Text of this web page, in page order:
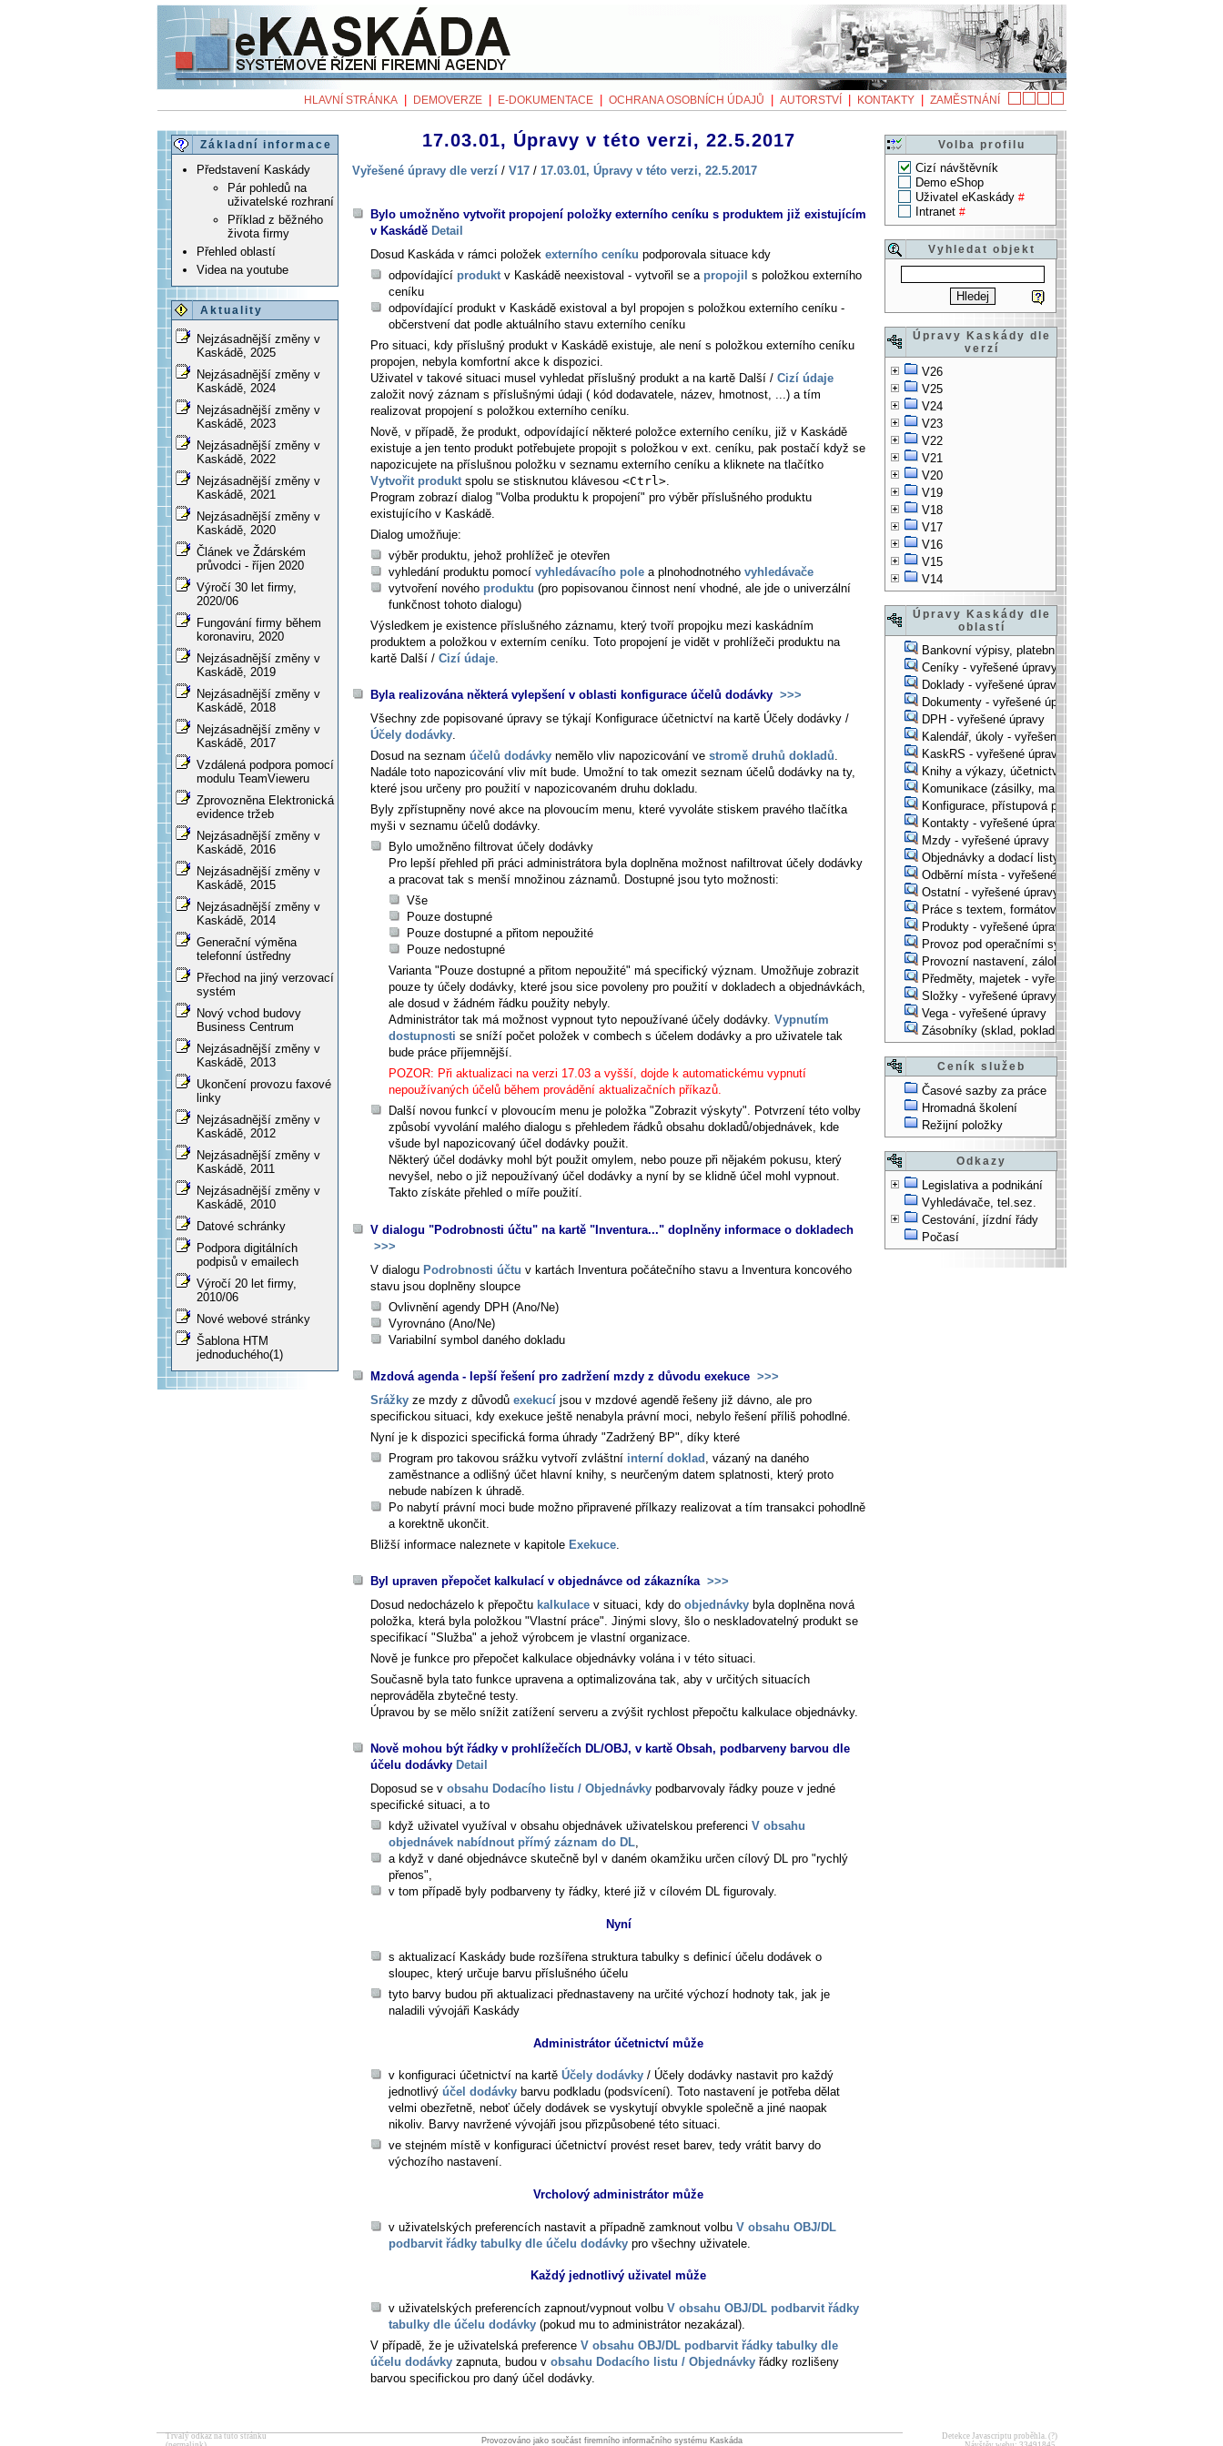
HLAVNÍ STRÁNKA DEMOVERZE E-DOKUMENTACE OCHRANA OSOBNÍCH ÚDAJŮ AUTORSTVÍ KONTAKTY ZAMĚSTNÁNÍ
Základní informace
Představení Kaskády
Pár pohledů na
uživatelské rozhraní
Příklad z běžného
života firmy
Přehled oblastí
Videa na youtube
Aktuality
Nejzásadnější změny v
Kaskádě, 2025
Nejzásadnější změny v
Kaskádě, 2024
Nejzásadnější změny v
Kaskádě, 2023
Nejzásadnější změny v
Kaskádě, 2022
Nejzásadnější změny v
Kaskádě, 2021
Nejzásadnější změny v
Kaskádě, 2020
Článek ve Ždárském
průvodci - říjen 2020
Výročí 30 let firmy,
2020/06
Fungování firmy během
koronaviru, 2020
Nejzásadnější změny v
Kaskádě, 2019
Nejzásadnější změny v
Kaskádě, 2018
Nejzásadnější změny v
Kaskádě, 2017
Vzdálená podpora pomocí
modulu TeamVieweru
Zprovozněna Elektronická
evidence tržeb
Nejzásadnější změny v
Kaskádě, 2016
Nejzásadnější změny v
Kaskádě, 2015
Nejzásadnější změny v
Kaskádě, 2014
Generační výměna
telefonní ústředny
Přechod na jiný verzovací
systém
Nový vchod budovy
Business Centrum
Nejzásadnější změny v
Kaskádě, 2013
Ukončení provozu faxové
linky
Nejzásadnější změny v
Kaskádě, 2012
Nejzásadnější změny v
Kaskádě, 2011
Nejzásadnější změny v
Kaskádě, 2010
Datové schránky
Podpora digitálních
podpisů v emailech
Výročí 20 let firmy,
2010/06
Nové webové stránky
Šablona HTM
jednoduchého(1)
Volba profilu
Cizí návštěvník
Demo eShop
Uživatel eKaskády #
Intranet #
Vyhledat objekt
Úpravy Kaskády dle
verzí
V26
V25
V24
V23
V22
V21
V20
V19
V18
V17
V16
V15
V14
Úpravy Kaskády dle
oblastí
Bankovní výpisy, platební příkazy - vyřešené úpravy
Ceníky - vyřešené úpravy
Doklady - vyřešené úpravy
Dokumenty - vyřešené úpravy
DPH - vyřešené úpravy
Kalendář, úkoly - vyřešené úpravy
KaskRS - vyřešené úpravy
Knihy a výkazy, účetnictví - vyřešené úpravy
Komunikace (zásilky, mail-systém, ...) - vyřešené úpravy
Konfigurace, přístupová práva, ... - vyřešené úpravy
Kontakty - vyřešené úpravy
Mzdy - vyřešené úpravy
Objednávky a dodací listy - vyřešené úpravy
Odběrní místa - vyřešené úpravy
Ostatní - vyřešené úpravy
Práce s textem, formátování, ... - vyřešené úpravy
Produkty - vyřešené úpravy
Provoz pod operačními systémy, technologické věci -
Provozní nastavení, zálohování, instalace, ... -
Předměty, majetek - vyřešené úpravy
Složky - vyřešené úpravy
Vega - vyřešené úpravy
Zásobníky (sklad, pokladna, bank. účet) - vyřešené
Ceník služeb
Časové sazby za práce
Hromadná školení
Režijní položky
Odkazy
Legislativa a podnikání
Vyhledávače, tel.sez.
Cestování, jízdní řády
Počasí
17.03.01, Úpravy v této verzi, 22.5.2017
Vyřešené úpravy dle verzí / V17 / 17.03.01, Úpravy v této verzi, 22.5.2017
Bylo umožněno vytvořit propojení položky externího ceníku s produktem již existujícím
v Kaskádě Detail
Dosud Kaskáda v rámci položek externího ceníku podporovala situace kdy
odpovídající produktv Kaskádě neexistoval - vytvořil se a propojil s položkou externího
ceníku
odpovídající produkt v Kaskádě existoval a byl propojen s položkou externího ceníku -
občerstvení dat podle aktuálního stavu externího ceníku
Pro situaci, kdy příslušný produkt v Kaskádě existuje, ale není s položkou externího ceníku
propojen, nebyla komfortní akce k dispozici.
Uživatel v takové situaci musel vyhledat příslušný produkt a na kartě Další / Cizí údaje
založit nový záznam s příslušnými údaji ( kód dodavatele, název, hmotnost, ...) a tím
realizovat propojení s položkou externího ceníku.
Nově, v případě, že produkt, odpovídající některé položce externího ceníku, již v Kaskádě
existuje a jen tento produkt potřebujete propojit s položkou v ext. ceníku, pak postačí když se
napozicujete na příslušnou položku v seznamu externího ceníku a kliknete na tlačítko
Vytvořit produktspolu se stisknutou klávesou <Ctrl>.
Program zobrazí dialog "Volba produktu k propojení" pro výběr příslušného produktu
existujícího v Kaskádě.
Dialog umožňuje:
výběr produktu, jehož prohlížeč je otevřen
vyhledání produktu pomocí vyhledávacího pole a plnohodnotného vyhledávače
vytvoření nového produktu (pro popisovanou činnost není vhodné, ale jde o univerzální
funkčnost tohoto dialogu)
Výsledkem je existence příslušného záznamu, který tvoří propojku mezi kaskádním
produktem a položkou v externím ceníku. Toto propojení je vidět v prohlížeči produktu na
kartě Další / Cizí údaje.
Byla realizována některá vylepšení v oblasti konfigurace účelů dodávky >>>
Všechny zde popisované úpravy se týkají Konfigurace účetnictví na kartě Účely dodávky /
Účely dodávky.
Dosud na seznam účelů dodávky nemělo vliv napozicování ve stromě druhů dokladů.
Nadále toto napozicování vliv mít bude. Umožní to tak omezit seznam účelů dodávky na ty,
které jsou určeny pro použití v napozicovaném druhu dokladu.
Byly zpřístupněny nové akce na plovoucím menu, které vyvoláte stiskem pravého tlačítka
myši v seznamu účelů dodávky.
Bylo umožněno filtrovat účely dodávky
Pro lepší přehled při práci administrátora byla doplněna možnost nafiltrovat účely dodávky
a pracovat tak s menší množinou záznamů. Dostupné jsou tyto možnosti:
Vše
Pouze dostupné
Pouze dostupné a přitom nepoužité
Pouze nedostupné
Varianta "Pouze dostupné a přitom nepoužité" má specifický význam. Umožňuje zobrazit
pouze ty účely dodávky, které jsou sice povoleny pro použití v dokladech a objednávkách,
ale dosud v žádném řádku použity nebyly.
Administrátor tak má možnost vypnout tyto nepoužívané účely dodávky. Vypnutím
dostupnosti se sníží počet položek v combech s účelem dodávky a pro uživatele tak
bude práce příjemnější.
POZOR: Při aktualizaci na verzi 17.03 a vyšší, dojde k automatickému vypnutí
nepoužívaných účelů během provádění aktualizačních příkazů.
Další novou funkcí v plovoucím menu je položka "Zobrazit výskyty". Potvrzení této volby
způsobí vyvolání malého dialogu s přehledem řádků obsahu dokladů/objednávek, kde
všude byl napozicovaný účel dodávky použit.
Některý účel dodávky mohl být použit omylem, nebo pouze při nějakém pokusu, který
nevyšel, nebo o již nepoužívaný účel dodávky a nyní by se klidně účel mohl vypnout.
Takto získáte přehled o míře použití.
V dialogu "Podrobnosti účtu" na kartě "Inventura..." doplněny informace o dokladech
>>>
V dialogu Podrobnosti účtu v kartách Inventura počátečního stavu a Inventura koncového
stavu jsou doplněny sloupce
Ovlivnění agendy DPH (Ano/Ne)
Vyrovnáno (Ano/Ne)
Variabilní symbol daného dokladu
Mzdová agenda - lepší řešení pro zadržení mzdy z důvodu exekuce >>>
Srážky ze mzdy z důvodů exekucí jsou v mzdové agendě řešeny již dávno, ale pro
specifickou situaci, kdy exekuce ještě nenabyla právní moci, nebylo řešení příliš pohodlné.
Nyní je k dispozici specifická forma úhrady "Zadržený BP", díky které
Program pro takovou srážku vytvoří zvláštní interní doklad
, vázaný na daného
zaměstnance a odlišný účet hlavní knihy, s neurčeným datem splatnosti, který proto
nebude nabízen k úhradě.
Po nabytí právní moci bude možno připravené přílkazy realizovat a tím transakci pohodlně
a korektně ukončit.
Bližší informace naleznete v kapitole Exekuce
Byl upraven přepočet kalkulací v objednávce od zákazníka >>>
Dosud nedocházelo k přepočtu kalkulace v situaci, kdy do objednávky byla doplněna nová
položka, která byla položkou "Vlastní práce". Jinými slovy, šlo o neskladovatelný produkt se
specifikací "Služba" a jehož výrobcem je vlastní organizace.
Nově je funkce pro přepočet kalkulace objednávky volána i v této situaci.
Současně byla tato funkce upravena a optimalizována tak, aby v určitých situacích
neprováděla zbytečné testy.
Úpravou by se mělo snížit zatížení serveru a zvýšit rychlost přepočtu kalkulace objednávky.
Nově mohou být řádky v prohlížečích DL/OBJ, v kartě Obsah, podbarveny barvou dle
účelu dodávky Detail
Doposud se v obsahu Dodacího listu / Objednávky podbarvovaly řádky pouze v jedné
specifické situaci, a to
když uživatel využíval v obsahu objednávek uživatelskou preferenci V obsahu
objednávek nabídnout přímý záznam do DL,
a když v dané objednávce skutečně byl v daném okamžiku určen cílový DL pro "rychlý
přenos",
v tom případě byly podbarveny ty řádky, které již v cílovém DL figurovaly.
Nyní
s aktualizací Kaskády bude rozšířena struktura tabulky s definicí účelu dodávek o
sloupec, který určuje barvu příslušného účelu
tyto barvy budou při aktualizaci přednastaveny na určité výchozí hodnoty tak, jak je
naladili vývojáři Kaskády
Administrátor účetnictví může
v konfiguraci účetnictví na kartě Účely dodávky / Účely dodávky nastavit pro každý
jednotlivý účel dodávky barvu podkladu (podsvícení). Toto nastavení je potřeba dělat
velmi obezřetně, neboť účely dodávek se vyskytují obvykle společně a jiné naopak
nikoliv. Barvy navržené vývojáři jsou přizpůsobené této situaci.
ve stejném místě v konfiguraci účetnictví provést reset barev, tedy vrátit barvy do
výchozího nastavení.
Vrcholový administrátor může
v uživatelských preferencích nastavit a případně zamknout volbu V obsahu OBJ/DL
podbarvit řádky tabulky dle účelu dodávky pro všechny uživatele.
Každý jednotlivý uživatel může
v uživatelských preferencích zapnout/vypnout volbu V obsahu OBJ/DL podbarvit řádky
tabulky dle účelu dodávky (pokud mu to administrátor nezakázal).
V případě, že je uživatelská preference V obsahu OBJ/DL podbarvit řádky tabulky dle
účelu dodávky zapnuta, budou v obsahu Dodacího listu / Objednávky řádky rozlišeny
barvou specifickou pro daný účel dodávky.
Provozováno jako součást firemního informačního systému Kaskáda
Trvalý odkaz na tuto stránku
Detekce Javascriptu proběhla. (?)